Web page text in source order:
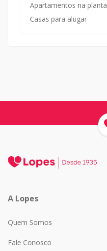
Apartamentos na planta
Casas para alugar
A Lopes
Quem Somos
Fale Conosco